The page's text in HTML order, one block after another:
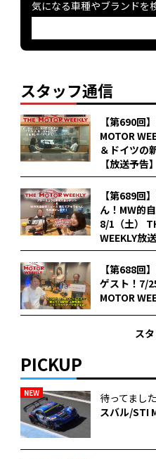
気になる車種やブランドを
スタッフ通信
【第690回
MOTOR
＆ドイツの
【放送予告】
【第689回
ん！MW的
8/1（土）
WEEKLY放
【第688回
ゲスト！7/
MOTOR
ス
PICKUP
NEW
待ってまし
スバル/STI